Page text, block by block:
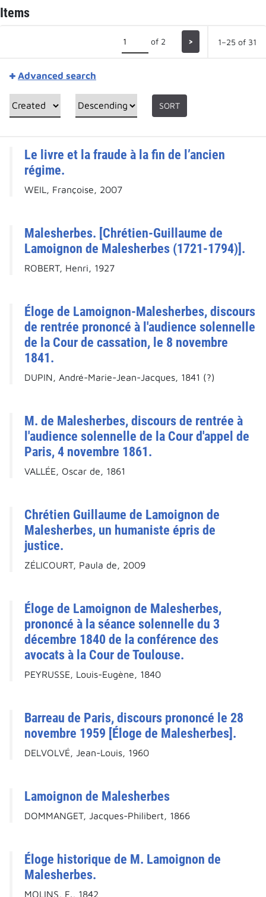
Items
of 2 > 1–25 of 31
Advanced search
SORT
Le livre et la fraude à la fin de l’ancien
régime.
WEIL, Françoise, 2007
Malesherbes. [Chrétien-Guillaume de
Lamoignon de Malesherbes (1721-1794)].
ROBERT, Henri, 1927
Éloge de Lamoignon-Malesherbes, discours
de rentrée prononcé à l'audience solennelle
de la Cour de cassation, le 8 novembre
1841.
DUPIN, André-Marie-Jean-Jacques, 1841 (?)
M. de Malesherbes, discours de rentrée à
l'audience solennelle de la Cour d'appel de
Paris, 4 novembre 1861.
VALLÉE, Oscar de, 1861
Chrétien Guillaume de Lamoignon de
Malesherbes, un humaniste épris de
justice.
ZÉLICOURT, Paula de, 2009
Éloge de Lamoignon de Malesherbes,
prononcé à la séance solennelle du 3
décembre 1840 de la conférence des
avocats à la Cour de Toulouse.
PEYRUSSE, Louis-Eugène, 1840
Barreau de Paris, discours prononcé le 28
novembre 1959 [Éloge de Malesherbes].
DELVOLVÉ, Jean-Louis, 1960
Lamoignon de Malesherbes
DOMMANGET, Jacques-Philibert, 1866
Éloge historique de M. Lamoignon de
Malesherbes.
MOLINS, F., 1842